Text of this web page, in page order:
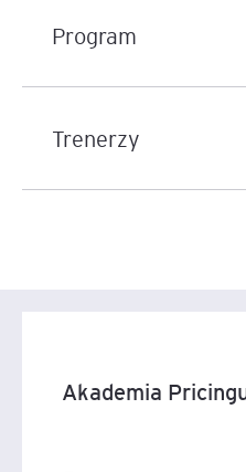
Program
Trenerzy
Akademia